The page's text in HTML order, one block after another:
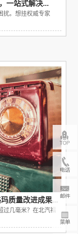
一站式解决...
扰。想挂权威专家
质量改进成果...
过几毫米？在北汽福